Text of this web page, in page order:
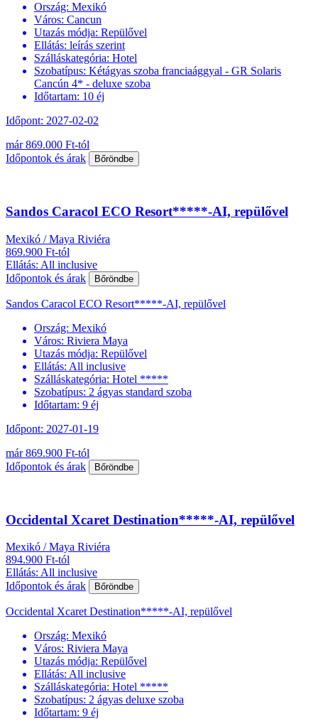
Ország: Mexikó
Város: Cancun
Utazás módja: Repülővel
Ellátás: leírás szerint
Szálláskategória: Hotel
Szobatípus: Kétágyas szoba franciaággyal - GR Solaris
Cancún 4* - deluxe szoba
Időtartam: 10 éj
Időpont: 2027-02-02
már 869.000 Ft-tól
Időpontok és árak
Bőröndbe
Sandos Caracol ECO Resort*****-AI, repülővel
Mexikó / Maya Riviéra
869.900 Ft-tól
Ellátás: All inclusive
Időpontok és árak
Bőröndbe
Sandos Caracol ECO Resort*****-AI, repülővel
Ország: Mexikó
Város: Riviera Maya
Utazás módja: Repülővel
Ellátás: All inclusive
Szálláskategória: Hotel *****
Szobatípus: 2 ágyas standard szoba
Időtartam: 9 éj
Időpont: 2027-01-19
már 869.900 Ft-tól
Időpontok és árak
Bőröndbe
Occidental Xcaret Destination*****-AI, repülővel
Mexikó / Maya Riviéra
894.900 Ft-tól
Ellátás: All inclusive
Időpontok és árak
Bőröndbe
Occidental Xcaret Destination*****-AI, repülővel
Ország: Mexikó
Város: Riviera Maya
Utazás módja: Repülővel
Ellátás: All inclusive
Szálláskategória: Hotel *****
Szobatípus: 2 ágyas deluxe szoba
Időtartam: 9 éj